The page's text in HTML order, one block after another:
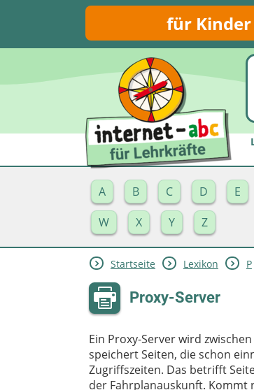
für Kinder
A B C D E
W
X Y Z
Startseite Lexikon P
Proxy-Server
Ein Proxy-Server wird
speichert Seiten, die schon
Zugriffszeiten. Das betrifft
der Fahrplanauskunft. Kommt